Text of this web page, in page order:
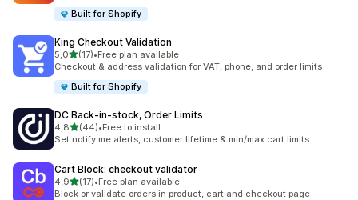
Built for Shopify
King Checkout Validation
5,05 yıldız üzerinden
(17)
toplam 17 değerlendirme
•Free plan available
Checkout & address validation for VAT, phone, and order limits
Built for Shopify
DC Back‑in‑stock, Order Limits
4,85 yıldız üzerinden
(44)
toplam 44 değerlendirme
•Free to install
Set notify me alerts, customer lifetime & min/max cart limits
Cart Block: checkout validator
4,95 yıldız üzerinden
(17)
toplam 17 değerlendirme
•Free plan available
Block or validate orders in product, cart and checkout page